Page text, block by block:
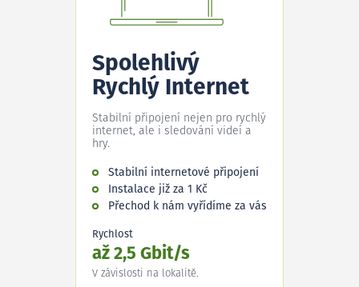
Spolehlivý
Rychlý Internet
Stabilní připojení nejen pro rychlý
internet, ale i sledování videí a
hry.
Stabilní internetové připojení
Instalace již za 1 Kč
Přechod k nám vyřídíme za vás
Rychlost
až 2,5 Gbit/s
V závislosti na lokalitě.